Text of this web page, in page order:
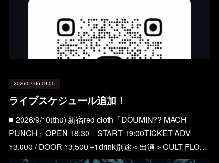
2026.07.06 09:00
ライブスケジュール追加！
■ 2026/9/10(thu) 新宿red cloth『DOUMIN?? MACH
PUNCH』OPEN 18:30 START 19:00TICKET ADV
¥3,000 / DOOR ¥3,500 +1drink別途＜出演＞CULT FLO…